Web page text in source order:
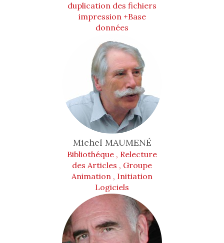
duplication des fichiers
impression +Base
données
Michel MAUMENÉ
Bibliothéque , Relecture
des Articles , Groupe
Animation , Initiation
Logiciels